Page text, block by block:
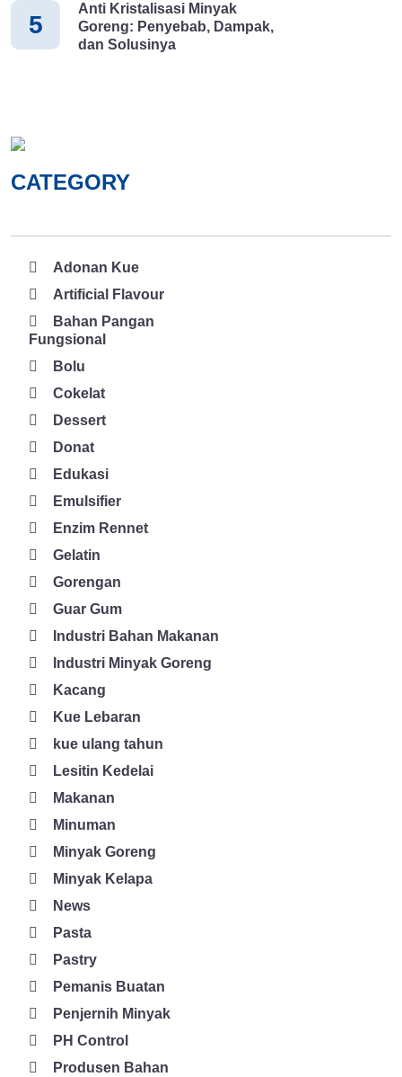
5
Anti Kristalisasi Minyak
Goreng: Penyebab, Dampak,
dan Solusinya
CATEGORY
Adonan Kue
Artificial Flavour
Bahan Pangan
Fungsional
Bolu
Cokelat
Dessert
Donat
Edukasi
Emulsifier
Enzim Rennet
Gelatin
Gorengan
Guar Gum
Industri Bahan Makanan
Industri Minyak Goreng
Kacang
Kue Lebaran
kue ulang tahun
Lesitin Kedelai
Makanan
Minuman
Minyak Goreng
Minyak Kelapa
News
Pasta
Pastry
Pemanis Buatan
Penjernih Minyak
PH Control
Produsen Bahan